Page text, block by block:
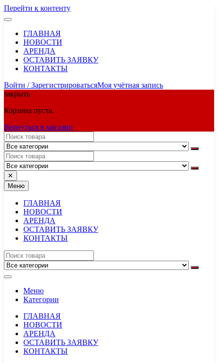
Перейти к контенту
ГЛАВНАЯ
НОВОСТИ
АРЕНДА
ОСТАВИТЬ ЗАЯВКУ
КОНТАКТЫ
Войти / ЗарегистрироватьсяМоя учётная запись
закрыть
Корзина пуста.
Вернуться в магазин
✕
Меню
ГЛАВНАЯ
НОВОСТИ
АРЕНДА
ОСТАВИТЬ ЗАЯВКУ
КОНТАКТЫ
Меню
Категории
ГЛАВНАЯ
НОВОСТИ
АРЕНДА
ОСТАВИТЬ ЗАЯВКУ
КОНТАКТЫ